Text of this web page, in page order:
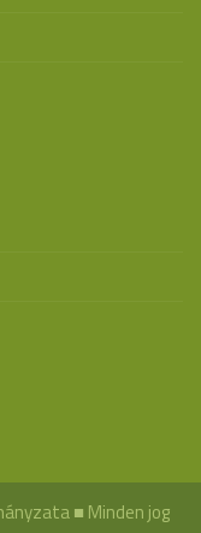
■ Minden jog